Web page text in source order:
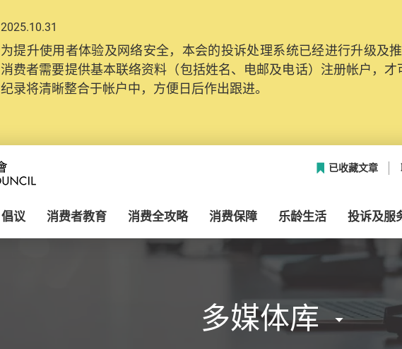
2025.10.31
为提升使用者体验及网络安全，本会的投诉处理系统已经进行升级及
消费者需要提供基本联络资料（包括姓名、电邮及电话）注册帐户，
纪录将清晰整合于帐户中，方便日后作出跟进。
已收藏文章
倡议 消费者教育 消费全攻略 消费保障 乐龄生活 投诉及服
多媒体库